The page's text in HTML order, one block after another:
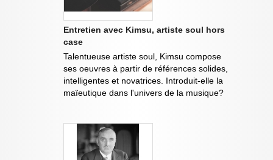
Entretien avec Kimsu, artiste soul hors
case
Talentueuse artiste soul, Kimsu compose
ses oeuvres à partir de références solides,
intelligentes et novatrices. Introduit-elle la
maïeutique dans l'univers de la musique?